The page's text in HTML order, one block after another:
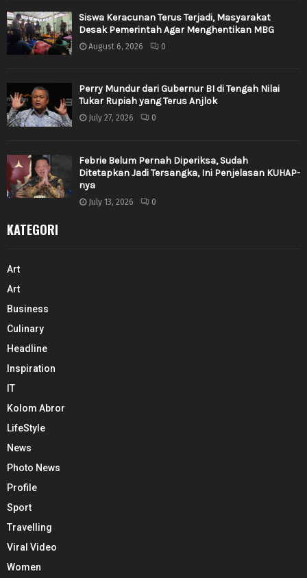
Siswa Keracunan Terus Terjadi, Masyarakat
Desak Pemerintah Agar Menghentikan MBG
August 6, 2026 0
Perry Mundur dari Gubernur BI di Tengah Nilai
Tukar Rupiah yang Terus Anjlok
July 27, 2026 0
Febrie Belum Pernah Diperiksa, Sudah
Ditetapkan Jadi Tersangka, Ini Penjelasan KUHAP-
nya
July 13, 2026 0
KATEGORI
Art
Art
Business
Culinary
Headline
Inspiration
IT
Kolom Abror
LifeStyle
News
Photo News
Profile
Sport
Travelling
Viral Video
Women